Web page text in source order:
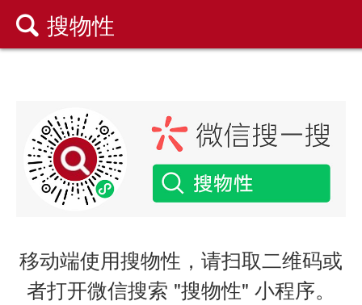
 搜物性
移动端使用搜物性，请扫取二维码或
者打开微信搜索 "搜物性" 小程序。